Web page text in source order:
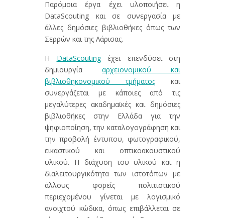
Παρόμοια έργα έχει υλοποιήσει η
DataScouting και σε συνεργασία με
άλλες δημόσιες βιβλιοθήκες όπως των
Σερρών και της Λάρισας.
Η DataScoutingέχει επενδύσει στη
δημιουργία αρχειονομικού και
βιβλιοθηκονομικού τμήματος και
συνεργάζεται με κάποιες από τις
μεγαλύτερες ακαδημαϊκές και δημόσιες
βιβλιοθήκες στην Ελλάδα για την
ψηφιοποίηση, την καταλογογράφηση και
την προβολή έντυπου, φωτογραφικού,
εικαστικού και οπτικοακουστικού
υλικού. Η διάχυση του υλικού και η
διαλειτουργικότητα των ιστοτόπων με
άλλους φορείς πολιτιστικού
περιεχομένου γίνεται με λογισμικό
ανοιχτού κώδικα, όπως επιβάλλεται σε